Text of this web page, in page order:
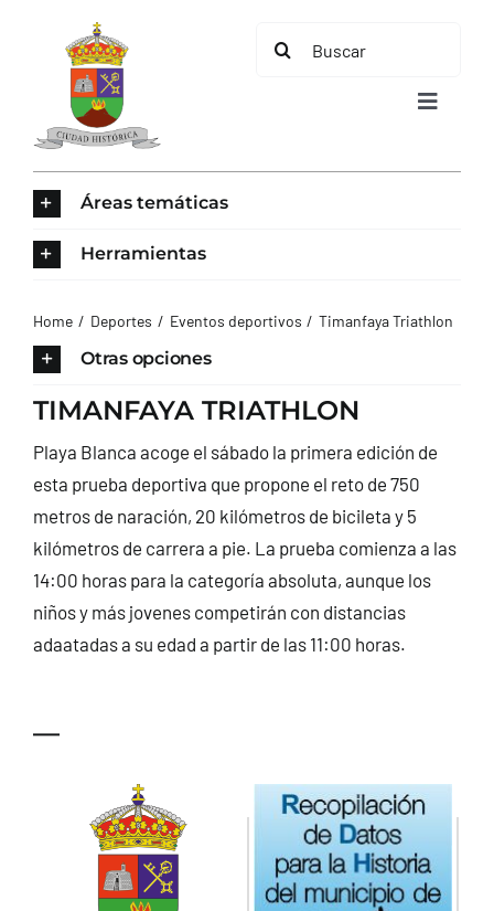
contenido
Buscar:
Toggle
TURISMO
CONTACTO
Áreas temáticas
Herramientas
Home Deportes Eventos deportivos Timanfaya Triathlon
Otras opciones
TIMANFAYA TRIATHLON
Playa Blanca acoge el sábado la primera edición de
esta prueba deportiva que propone el reto de 750
metros de naración, 20 kilómetros de bicileta y 5
kilómetros de carrera a pie. La prueba comienza a las
14:00 horas para la categoría absoluta, aunque los
niños y más jovenes competirán con distancias
adaatadas a su edad a partir de las 11:00 horas.
—